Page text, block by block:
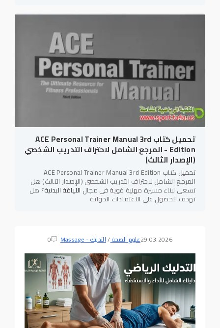
تحميل كتاب ACE Personal Trainer Manual 3rd
Edition - المرجع الشامل لاحتراف التدريب الشخصي
(الإصدار الثالث)
تحميل كتاب ACE Personal Trainer Manual 3rd Edition
المرجع الشامل لاحتراف التدريب الشخصي (الإصدار الثالث) هل
تسعى لبناء مسيرة مهنية قوية في مجال اللياقة البدنية؟ هل
تهدف للحصول على الاعتمادات الدولية
29.03.2026علوم الصحة/التدليك - Massage 0